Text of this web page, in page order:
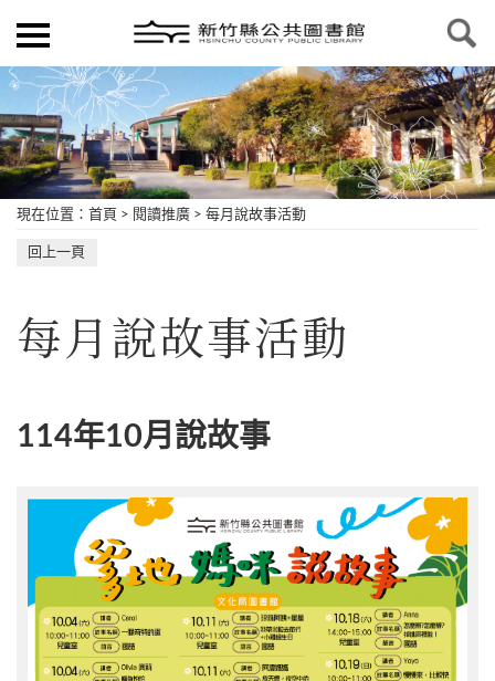
現在位置 ： 首頁 > 閱讀推廣 > 每月說故事活動
回上一頁
每月說故事活動
114年10月說故事